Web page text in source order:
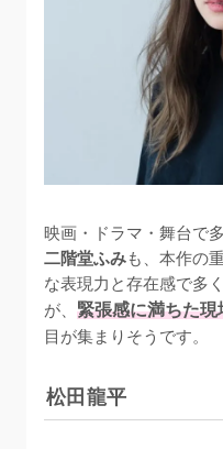
映画・ドラマ・舞台で
二階堂ふみも、本作の
な表現力と存在感で多
が、 緊張感に満ちた
目が集まりそうです。
松田龍平